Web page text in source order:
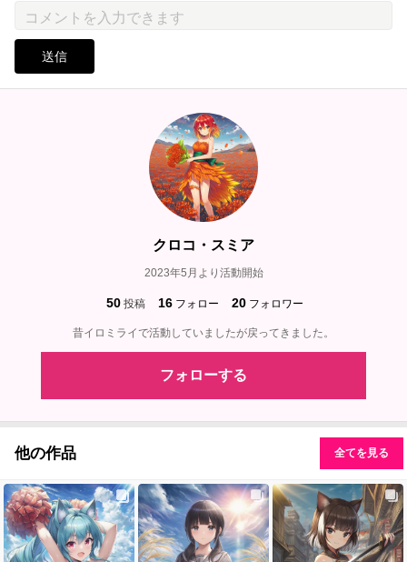
送信
クロコ・スミア
2023年5月より活動開始
50 投稿 16 フォロー 20 フォロワー
昔イロミライで活動していましたが戻ってきました。
フォローする
他の作品 全てを見る